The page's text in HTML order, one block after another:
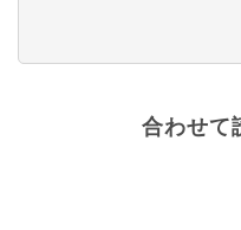
合わせて